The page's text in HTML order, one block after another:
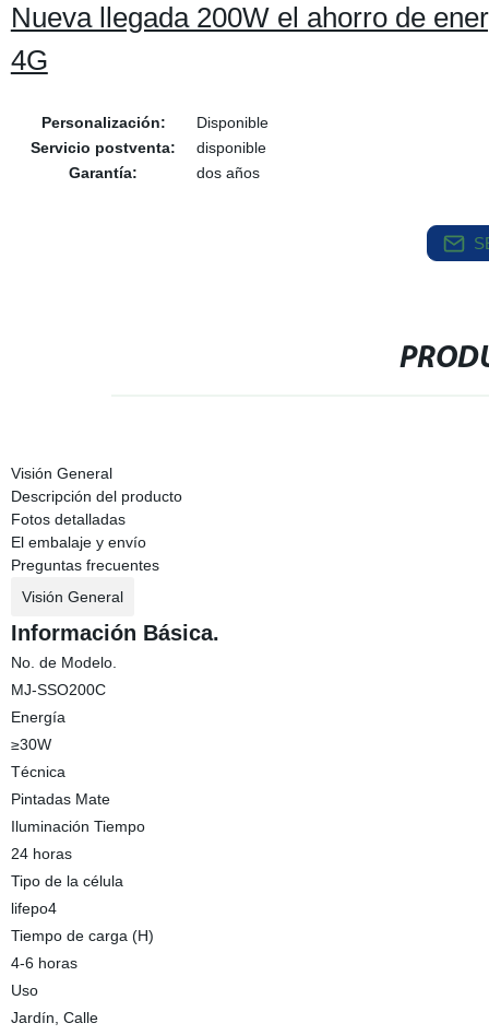
Nueva llegada 200W el ahorro de
4G
Personalización:
Disponible
Servicio postventa:
disponible
Garantía:
dos años
Visión General
Descripción del producto
Fotos detalladas
El embalaje y envío
Preguntas frecuentes
Visión General
Información Básica.
No. de Modelo.
MJ-SSO200C
Energía
≥30W
Técnica
Pintadas Mate
Iluminación Tiempo
24 horas
Tipo de la célula
lifepo4
Tiempo de carga (H)
4-6 horas
Uso
Jardín, Calle